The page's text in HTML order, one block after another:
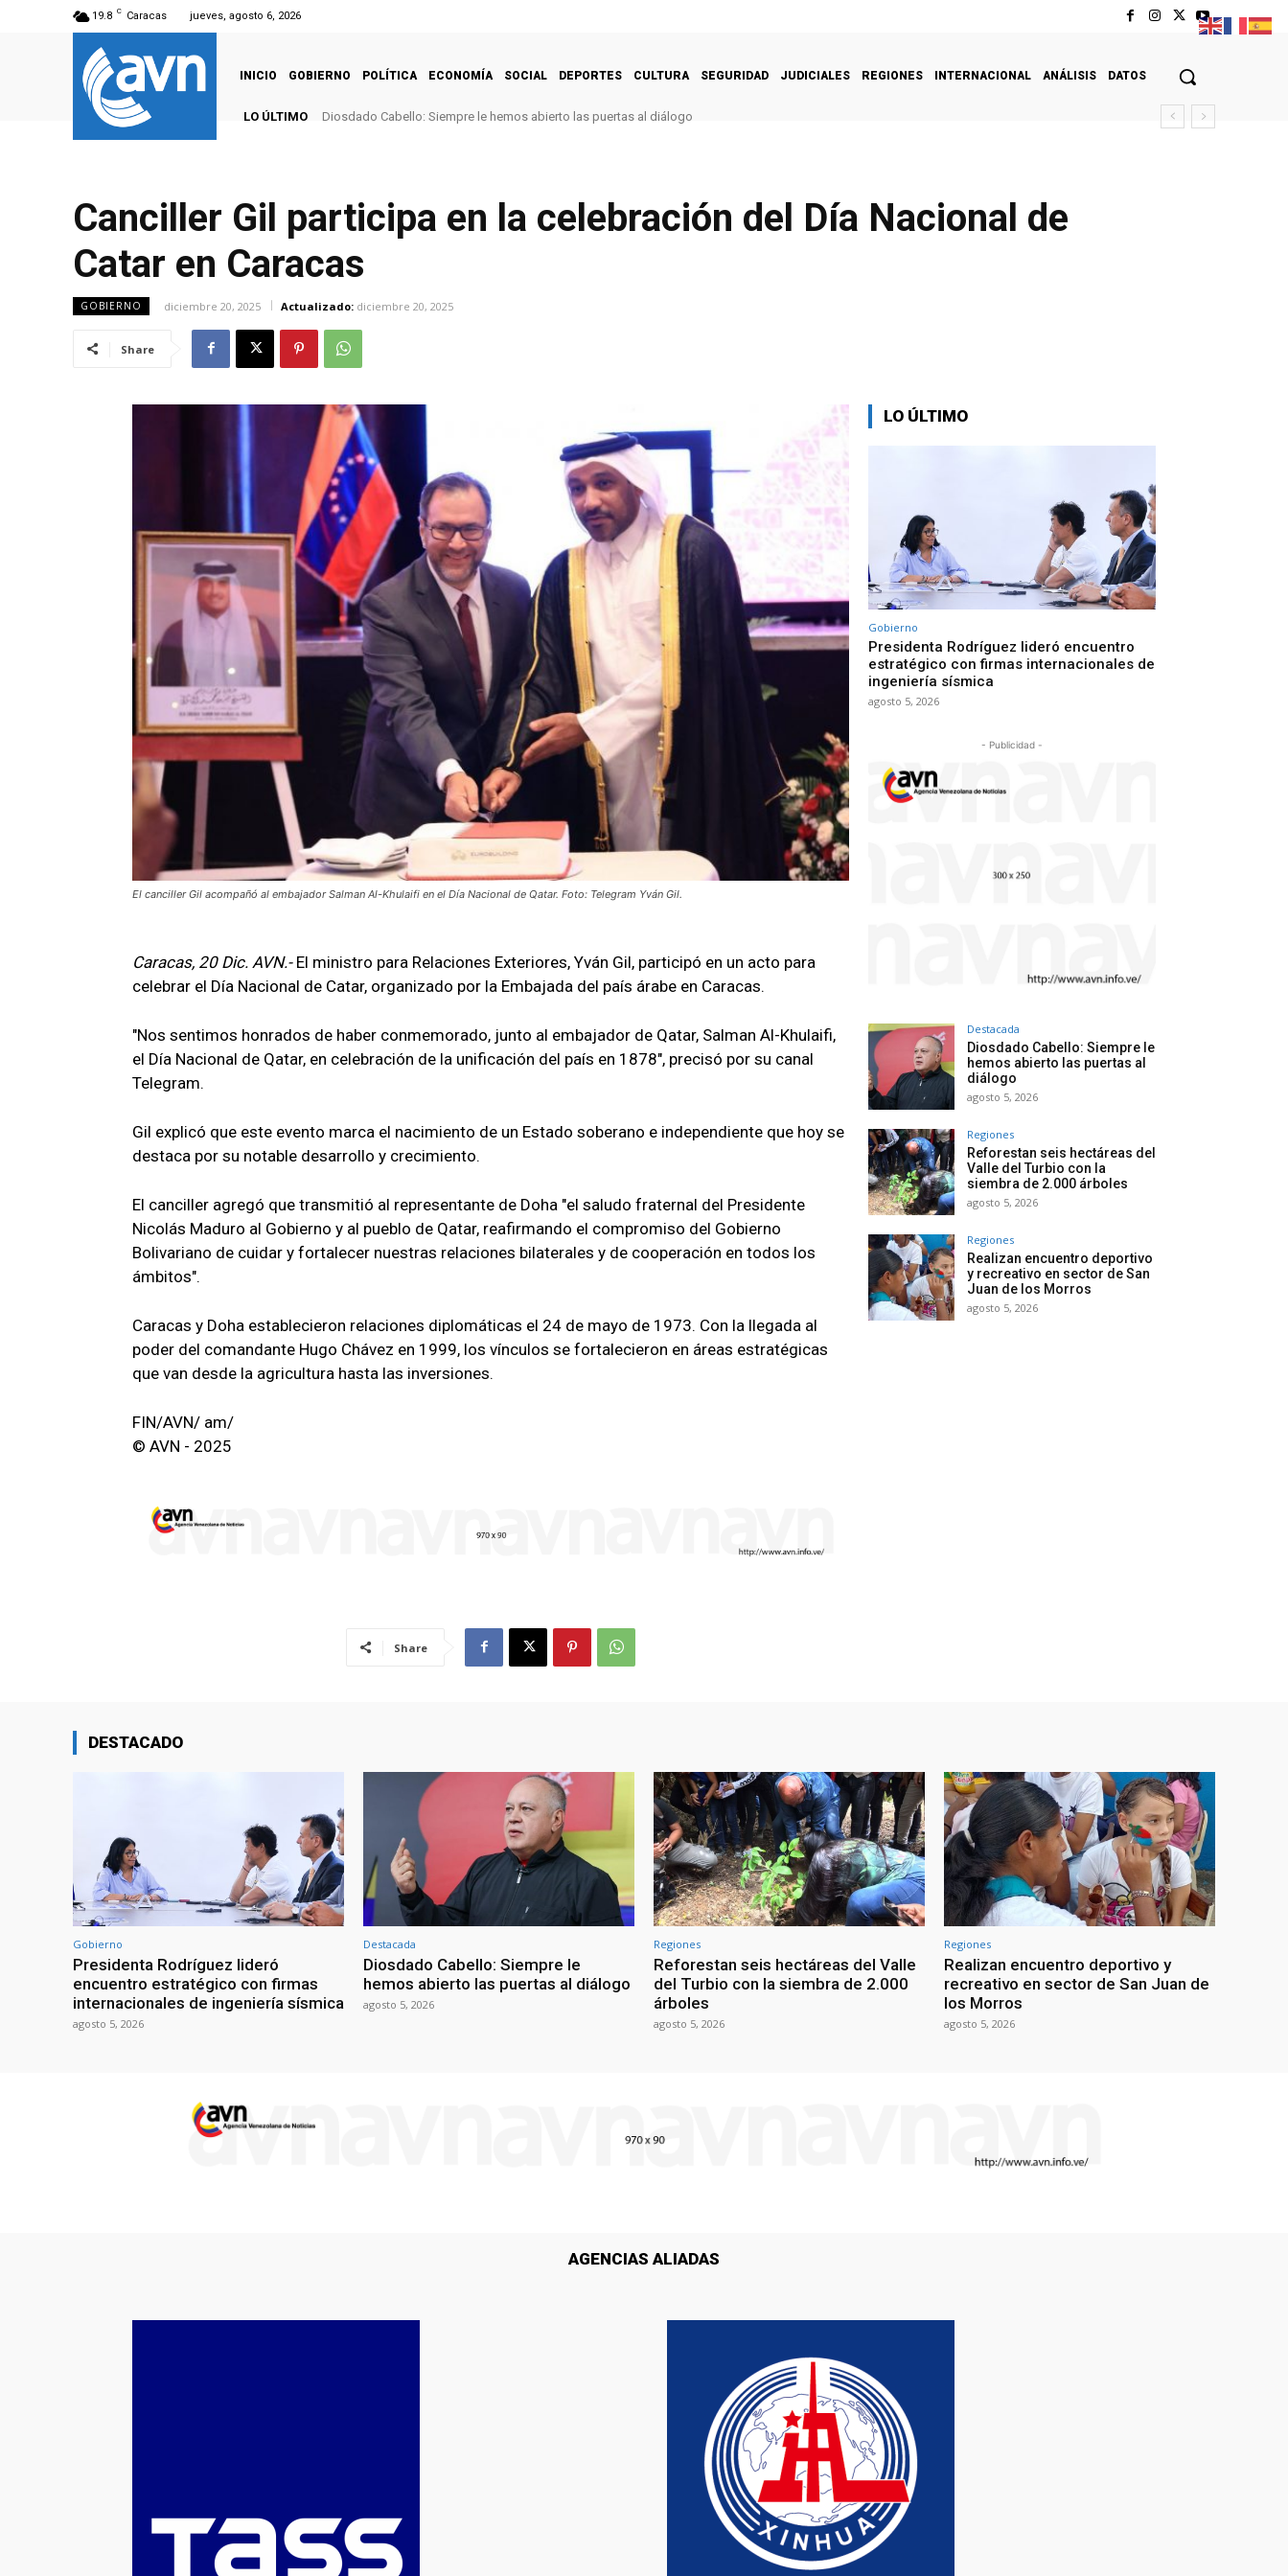
19.8 C Caracas jueves, agosto 6, 2026
INICIO GOBIERNO POLÍTICA ECONOMÍA SOCIAL DEPORTES CULTURA SEGURIDAD JUDICIALES REGIONES INTERNACIONAL ANÁLISIS DATOS
LO ÚLTIMO Diosdado Cabello: Siempre le hemos abierto las puertas al diálogo
Canciller Gil participa en la celebración del Día Nacional de
Catar en Caracas
GOBIERNO diciembre 20, 2025 Actualizado: diciembre 20, 2025
Share
El canciller Gil acompañó al embajador Salman Al-Khulaifi en el Día Nacional de Qatar. Foto: Telegram Yván Gil.
Caracas, 20 Dic. AVN.- El ministro para Relaciones Exteriores, Yván Gil, participó en un acto para
celebrar el Día Nacional de Catar, organizado por la Embajada del país árabe en Caracas.
"Nos sentimos honrados de haber conmemorado, junto al embajador de Qatar, Salman Al-Khulaifi,
el Día Nacional de Qatar, en celebración de la unificación del país en 1878", precisó por su canal
Telegram.
Gil explicó que este evento marca el nacimiento de un Estado soberano e independiente que hoy se
destaca por su notable desarrollo y crecimiento.
El canciller agregó que transmitió al representante de Doha "el saludo fraternal del Presidente
Nicolás Maduro al Gobierno y al pueblo de Qatar, reafirmando el compromiso del Gobierno
Bolivariano de cuidar y fortalecer nuestras relaciones bilaterales y de cooperación en todos los
ámbitos".
Caracas y Doha establecieron relaciones diplomáticas el 24 de mayo de 1973. Con la llegada al
poder del comandante Hugo Chávez en 1999, los vínculos se fortalecieron en áreas estratégicas
que van desde la agricultura hasta las inversiones.
FIN/AVN/ am/
© AVN - 2025
Share
LO ÚLTIMO
Gobierno
Presidenta Rodríguez lideró encuentro
estratégico con firmas internacionales de
ingeniería sísmica
agosto 5, 2026
- Publicidad -
Destacada
Diosdado Cabello: Siempre le
hemos abierto las puertas al
diálogo
agosto 5, 2026
Regiones
Reforestan seis hectáreas del
Valle del Turbio con la
siembra de 2.000 árboles
agosto 5, 2026
Regiones
Realizan encuentro deportivo
y recreativo en sector de San
Juan de los Morros
agosto 5, 2026
DESTACADO
Gobierno
Presidenta Rodríguez lideró
encuentro estratégico con firmas
internacionales de ingeniería sísmica
agosto 5, 2026
Destacada
Diosdado Cabello: Siempre le
hemos abierto las puertas al diálogo
agosto 5, 2026
Regiones
Reforestan seis hectáreas del Valle
del Turbio con la siembra de 2.000
árboles
agosto 5, 2026
Regiones
Realizan encuentro deportivo y
recreativo en sector de San Juan de
los Morros
agosto 5, 2026
AGENCIAS ALIADAS